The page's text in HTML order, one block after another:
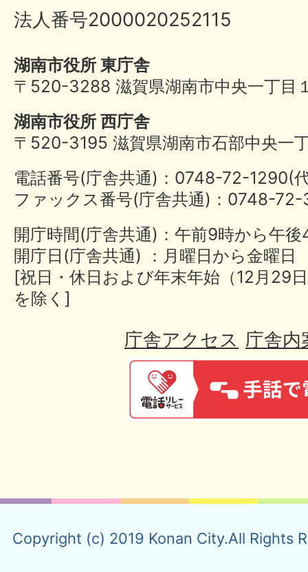
法人番号2000020252115
湖南市役所 東庁舎
〒520-3288 滋賀県湖南市中央一丁目
湖南市役所 西庁舎
〒520-3195 滋賀県湖南市石部中央一
電話番号(庁舎共通)：0748-72-
ファックス番号(庁舎共通)：0748-
開庁時間(庁舎共通)：午前9時から午
開庁日(庁舎共通) ：月曜日から金曜日
[祝日・休日および年末年始（12月29
を除く]
庁舎アクセス 庁舎内
Copyright (c) 2019 Konan City.All Rights